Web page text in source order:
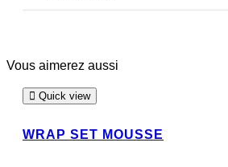
Vous aimerez aussi
Quick view
WRAP SET MOUSSE